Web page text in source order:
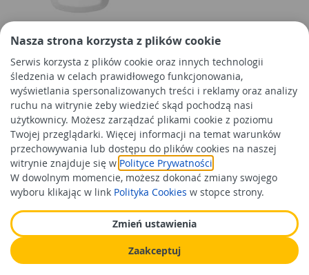
Nasza strona korzysta z plików cookie
Serwis korzysta z plików cookie oraz innych technologii
śledzenia w celach prawidłowego funkcjonowania,
wyświetlania spersonalizowanych treści i reklamy oraz analizy
ruchu na witrynie żeby wiedzieć skąd pochodzą nasi
użytkownicy. Możesz zarządzać plikami cookie z poziomu
Twojej przeglądarki. Więcej informacji na temat warunków
przechowywania lub dostępu do plików cookies na naszej
witrynie znajduje się w Polityce Prywatności
W dowolnym momencie, możesz dokonać zmiany swojego
wyboru klikając w link Polityka Cookies w stopce strony.
Zmień ustawienia
Zaakceptuj
Ogrzewacz wody elektryczny
pojemnościowy POC.G-5 Luna
inox, nadumywalkowy,
ciśnieniowy KOSPEL
646,99 zł/szt
Cena orientacyjna
Do koszyka
Ogrzewacz wody elektryczny
Luna inox, nadumywalkowy,
ciśnieniowy KOSPEL
636,99 zł/szt
Cena orientacyjna
Do koszyka